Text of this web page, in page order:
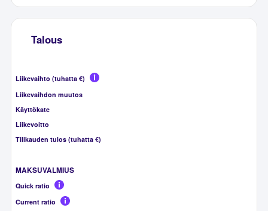
Talous
Liikevaihto (tuhatta €)
Liikevaihdon muutos
Käyttökate
Liikevoitto
Tilikauden tulos (tuhatta €)
MAKSUVALMIUS
Quick ratio
Current ratio